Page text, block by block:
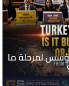
لمرحلة ما